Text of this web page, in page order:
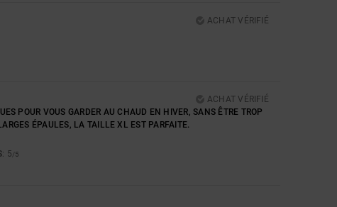
ACHAT VÉRIFIÉ
ACHAT VÉRIFIÉ
POUR VOUS GARDER AU CHAUD EN HIVER, SANS ÊTRE TROP
ÉPAULES, LA TAILLE XL EST PARFAITE.
: 5/5